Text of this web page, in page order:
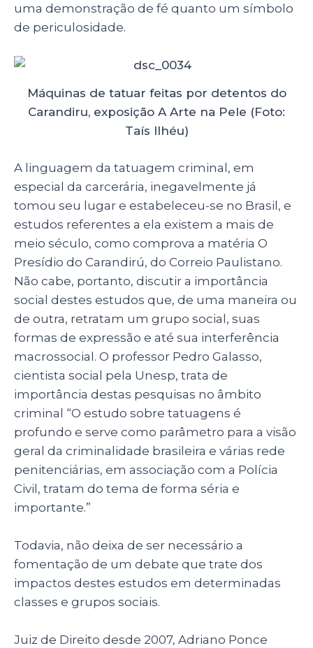
uma demonstração de fé quanto um símbolo
de periculosidade.
Máquinas de tatuar feitas por detentos do
Carandiru, exposição A Arte na Pele (Foto:
Taís Ilhéu)
A linguagem da tatuagem criminal, em
especial da carcerária, inegavelmente já
tomou seu lugar e estabeleceu-se no Brasil, e
estudos referentes a ela existem a mais de
meio século, como comprova a matéria O
Presídio do Carandirú, do Correio Paulistano.
Não cabe, portanto, discutir a importância
social destes estudos que, de uma maneira ou
de outra, retratam um grupo social, suas
formas de expressão e até sua interferência
macrossocial. O professor Pedro Galasso,
cientista social pela Unesp, trata de
importância destas pesquisas no âmbito
criminal “O estudo sobre tatuagens é
profundo e serve como parâmetro para a visão
geral da criminalidade brasileira e várias rede
penitenciárias, em associação com a Polícia
Civil, tratam do tema de forma séria e
importante.”
Todavia, não deixa de ser necessário a
fomentação de um debate que trate dos
impactos destes estudos em determinadas
classes e grupos sociais.
Juiz de Direito desde 2007, Adriano Ponce